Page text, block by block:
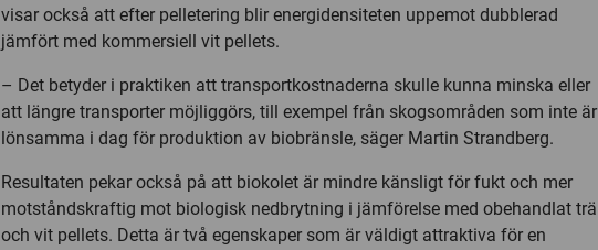
visar också att efter pelletering blir energidensiteten uppemot dubblerad
jämfört med kommersiell vit pellets.
– Det betyder i praktiken att transportkostnaderna skulle kunna minska eller
att längre transporter möjliggörs, till exempel från skogsområden som inte är
lönsamma i dag för produktion av biobränsle, säger Martin Strandberg.
Resultaten pekar också på att biokolet är mindre känsligt för fukt och mer
motståndskraftig mot biologisk nedbrytning i jämförelse med obehandlat trä
och vit pellets. Detta är två egenskaper som är väldigt attraktiva för en